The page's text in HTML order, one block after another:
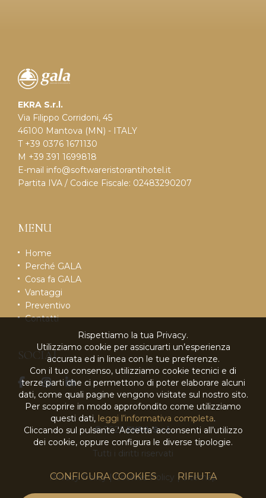
EKRA S.r.l.
Via Filippo Corridoni, 45
46100 Mantova (MN) - ITALY
T +39 0376 1671130
M +39 391 1699818
E-mail info@softwareristorantihotel.it
Partita IVA / Codice Fiscale: 02483290207
MENU
Home
Perché GALA
Cosa fa GALA
Vantaggi
Preventivo
Contatti
SOCIAL
© 2026EKRA S.r.l.
Tutti i diritti riservati
Privacy Policy|Cookies Policy |Sitemap
Rispettiamo la tua Privacy.
Utilizziamo cookie per assicurarti un’esperienza
accurata ed in linea con le tue preferenze.
Con il tuo consenso, utilizziamo cookie tecnici e di
terze parti che ci permettono di poter elaborare alcuni
dati, come quali pagine vengono visitate sul nostro sito.
Per scoprire in modo approfondito come utilizziamo
questi dati, leggi l’informativa completa.
Cliccando sul pulsante ‘Accetta’ acconsenti all’utilizzo
dei cookie, oppure configura le diverse tipologie.
CONFIGURA COOKIES RIFIUTA